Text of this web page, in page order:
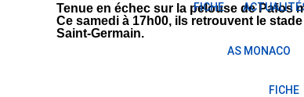
FICHE
AS MONACO
FICHE
Tenue en échec sur la pelouse de Pafos
Ce samedi à 17h00, ils retrouvent le
Saint-Germain.